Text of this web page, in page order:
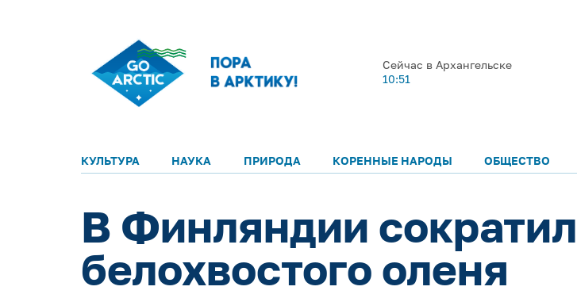
Сейчас в Архангельске
10:51
КУЛЬТУРА НАУКА ПРИРОДА КОРЕННЫЕ НАРОДЫ ОБЩЕСТВО
В Финляндии
белохвостого оленя